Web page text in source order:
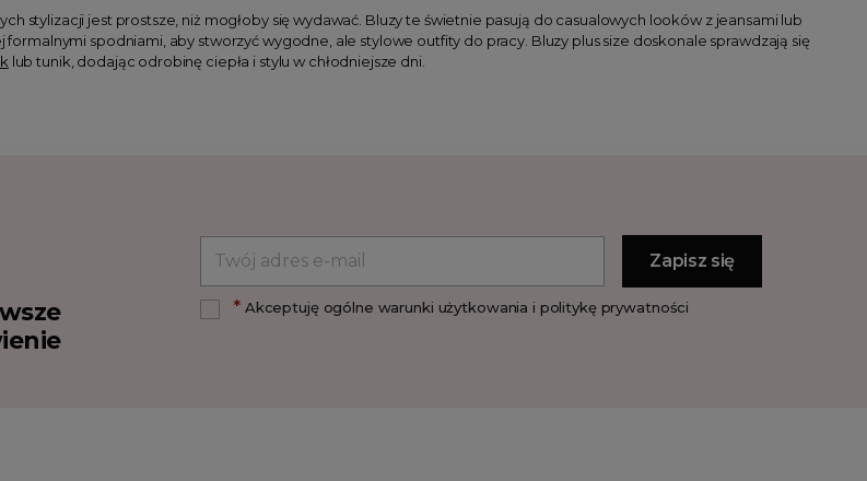
stylizacji jest prostsze, niż mogłoby się wydawać. Bluzy te świetnie pasują do casualowych looków z jeansami lub
spodniami, aby stworzyć wygodne, ale stylowe outfity do pracy. Bluzy plus size doskonale sprawdzają się
lub tunik, dodając odrobinę ciepła i stylu w chłodniejsze dni.
*Akceptuję ogólne warunki użytkowania i politykę prywatności